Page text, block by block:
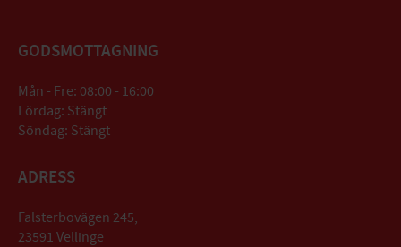
GODSMOTTAGNING
Mån - Fre: 08:00 - 16:00
Lördag: Stängt
Söndag: Stängt
ADRESS
Falsterbovägen 245,
23591 Vellinge